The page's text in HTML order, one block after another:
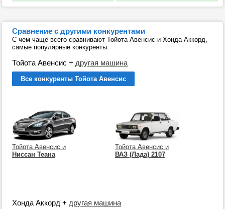
Сравнение с другими конкурентами
С чем чаще всего сравнивают Тойота Авенсис и Хонда Аккорд,
самые популярные конкуренты.
Тойота Авенсис + другая машина
Все конкуренты Тойота Авенсис
Тойота Авенсис и
Ниссан Теана
Тойота Авенсис и
ВАЗ (Лада) 2107
Хонда Аккорд + другая машина